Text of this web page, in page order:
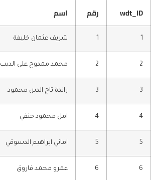
wdt_ID رقم اسم
1
1 شريف عثمان خليفة
2
2 محمد ممدوح علي الديب
3
3 راندة تاج الدين محمود
4
4 امل محمود حنفي
5
5 اماني ابراهيم الدسوقي
6
6 عمرو محمد فاروق